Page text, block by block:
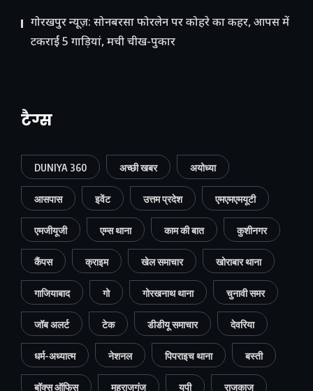
गोरखपुर न्यूज़: सोनबरसा फोरलेन पर कोहरे का कहर, आपस में
टकराईं 5 गाड़ियां, मची चीख-पुकार
टैग्स
DUNIYA 360 अच्छी खबर अयोध्या
आसपास इवेंट उत्तम प्रदेश एमएमएमयूटी
एमजीयूजी एम्स थाना काम की बात कुशीनगर
कैंपस क्राइम खेल समाचार खोराबार थाना
गाजियाबाद गो गोरखनाथ थाना चुनावी समर
जॉब अलर्ट टेक डीडीयू समाचार देवरिया
धर्म-अध्यात्म नेशनल पिपराइच थाना बस्ती
बॉक्स ऑफिस महराजगंज यूपी राजकाज